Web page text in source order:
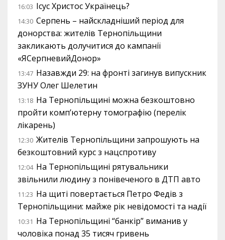
16:03 Ісус Христос Українець?
14:30 Серпень – найскладніший період для
донорства: жителів Тернопільщини
закликають долучитися до кампанії
«ЯСерпневийДонор»
13:47 Назавжди 29: на фронті загинув випускник
ЗУНУ Олег Шелетин
13:18 На Тернопільщині можна безкоштовно
пройти комп’ютерну томографію (перелік
лікарень)
12:30 Жителів Тернопільщини запрошують на
безкоштовний курс з нацспротиву
12:04 На Тернопільщині рятувальники
звільнили людину з понівеченого в ДТП авто
11:23 На щиті повертається Петро Федів з
Тернопільщини: майже рік невідомості та надії
10:31 На Тернопільщині “банкір” виманив у
чоловіка понад 35 тисяч гривень